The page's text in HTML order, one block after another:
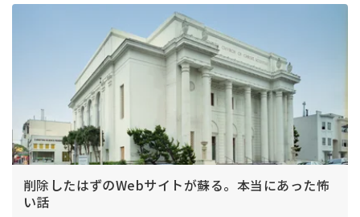
削除したはずのWebサイトが蘇る。本当にあった怖
い話